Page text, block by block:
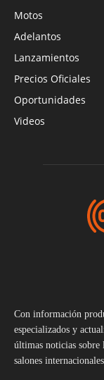
Motos
Adelantos
Lanzamientos
Precios Oficiales
Oportunidades
Videos
Con información
especializados y
últimas noticias sobre
salones